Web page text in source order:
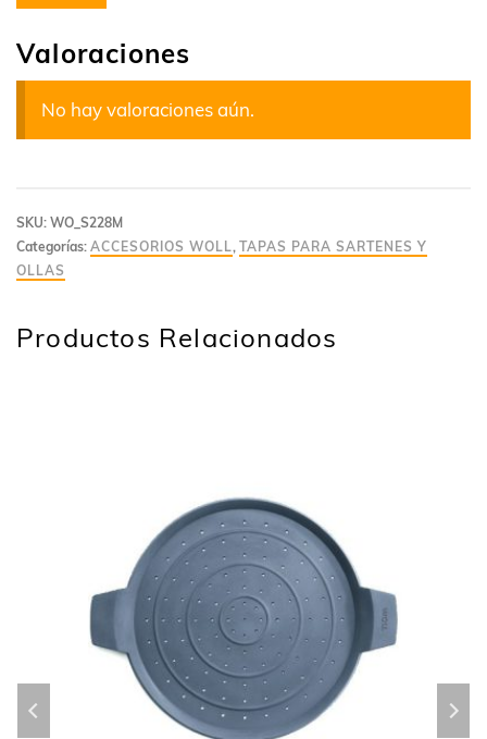
Valoraciones
No hay valoraciones aún.
SKU: WO_S228M
Categorías: ACCESORIOS WOLL, TAPAS PARA SARTENES Y
OLLAS
Productos Relacionados